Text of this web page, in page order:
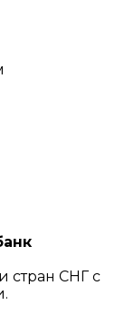
стран СНГ с